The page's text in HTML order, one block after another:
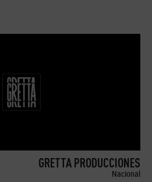
GRETTA PRODUCCIONES
Nacional